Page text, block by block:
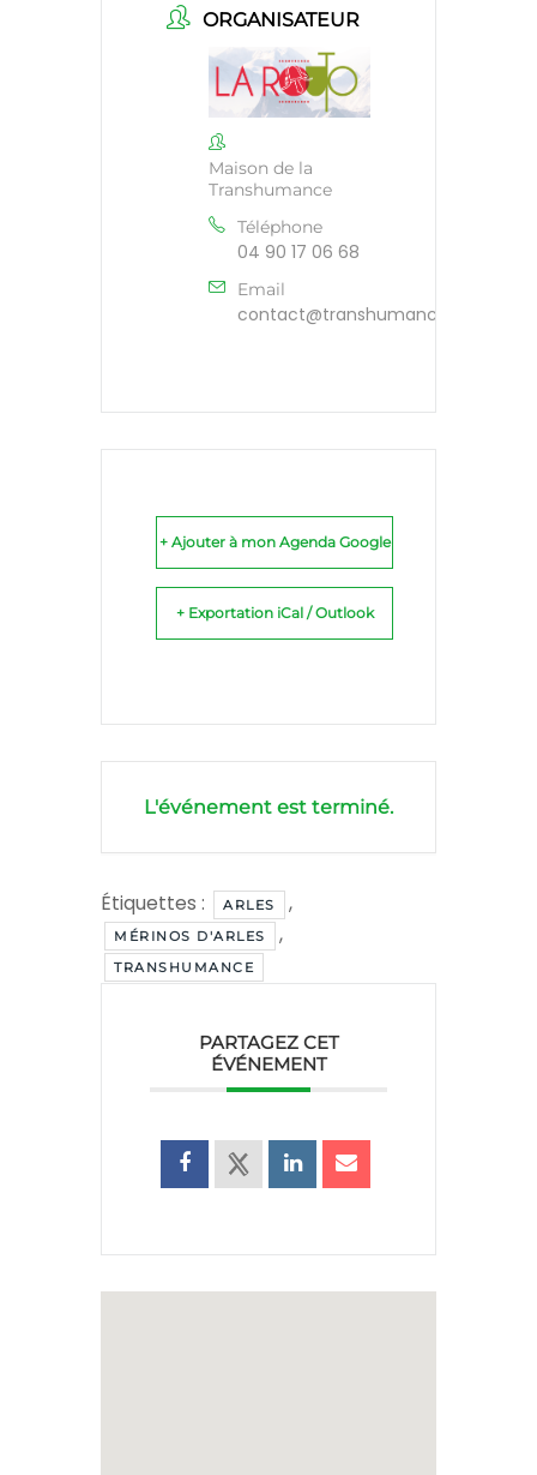
ORGANISATEUR
Maison de la
Transhumance
Téléphone
04 90 17 06 68
Email
contact@transhumance.org
+ Ajouter à mon Agenda Google
+ Exportation iCal / Outlook
L'événement est terminé.
Étiquettes : ARLES ,
MÉRINOS D'ARLES ,
TRANSHUMANCE
PARTAGEZ CET
ÉVÉNEMENT